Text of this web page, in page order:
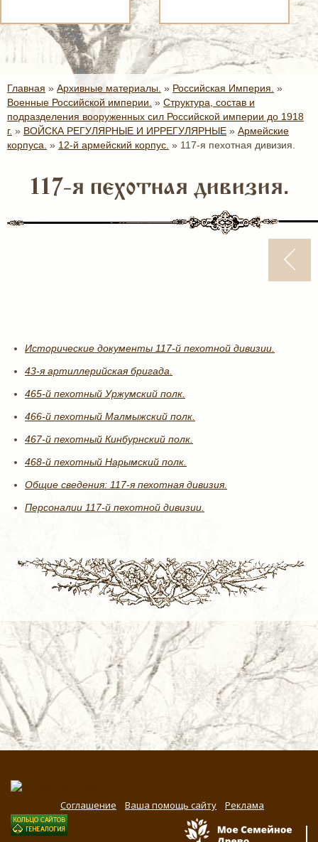
Главная » Архивные материалы. » Российская Империя. »
Военные Российской империи. » Структура, состав и
подразделения вооруженных сил Российской империи до 1918
г. » ВОЙСКА РЕГУЛЯРНЫЕ И ИРРЕГУЛЯРНЫЕ » Армейские
корпуса. » 12-й армейский корпус. » 117-я пехотная дивизия.
117-я пехотная дивизия.
Исторические документы 117-й пехотной дивизии.
43-я артиллерийская бригада.
465-й пехотный Уржумский полк.
466-й пехотный Малмыжский полк.
467-й пехотный Кинбурнский полк.
468-й пехотный Нарымский полк.
Общие сведения: 117-я пехотная дивизия.
Персоналии 117-й пехотной дивизии.
Соглашение Ваша помощь сайту Реклама